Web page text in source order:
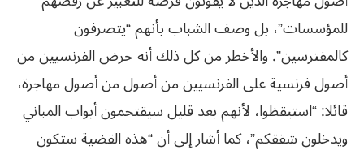
للمؤسسات”، بل وصف الشباب بأنهم “يتصرفون
كالمفترسين”. والأخطر من كل ذلك أنه حرض الفرنسيين من
أصول فرنسية على الفرنسيين من أصول من أصول مهاجرة،
قائلا: “استيقظوا، لأنهم بعد قليل سيقتحمون أبواب المباني
ويدخلون شققكم”، كما أشار إلى أن “هذه القضية ستكون